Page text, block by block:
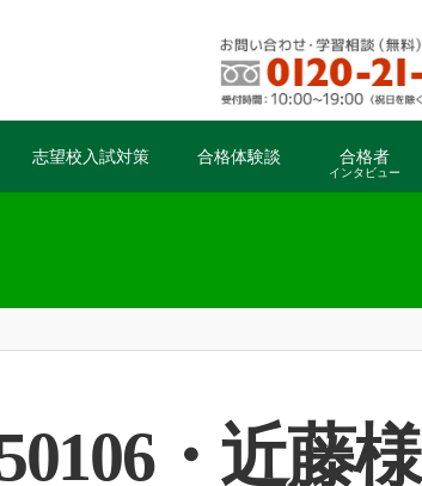
志望校入試対策 合格体験談 合格者
インタビュー
・近藤様